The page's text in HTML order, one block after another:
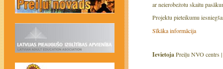
ar neierobežotu skaitu
Projektu pieteikumu
Sīkāka informācija
IevietojaPreiļu NVO centrs |